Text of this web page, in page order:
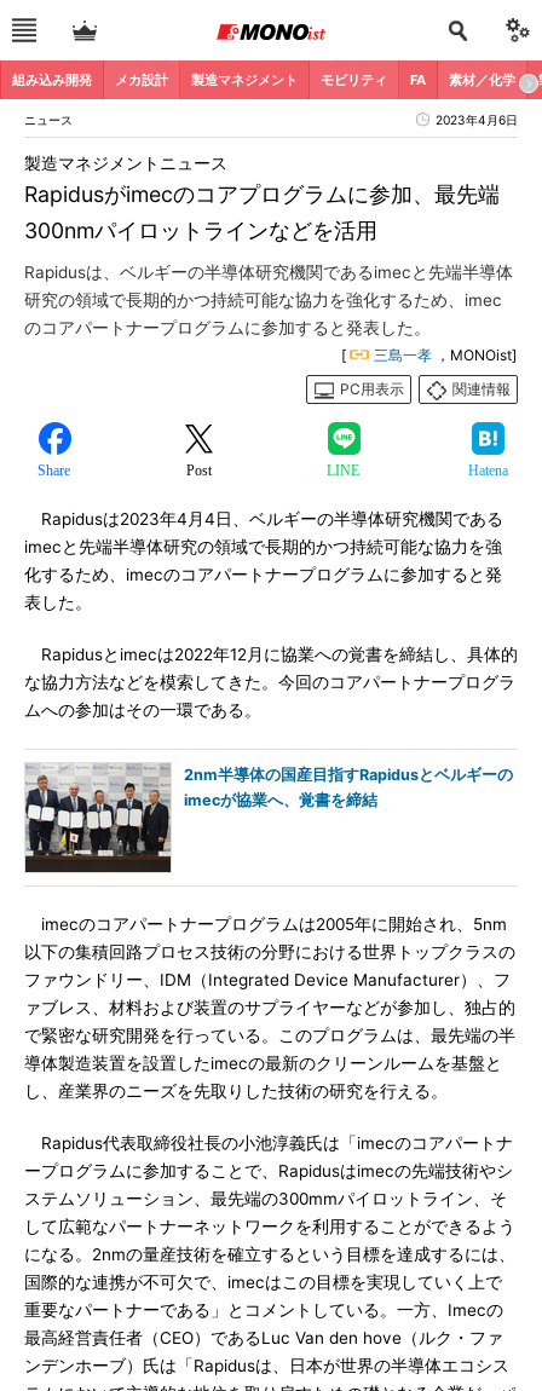
組み込み開発 メカ設計 製造マネジメント モビリティ FA 素材／化学
ニュース 2023年4月6日
Rapidusがimecのコアプログラムに参加、最先端
300nmパイロットラインなどを活用
製造マネジメントニュース
Rapidusは、ベルギーの半導体研究機関であるimecと先端半導体
研究の領域で長期的かつ持続可能な協力を強化するため、imec
のコアパートナープログラムに参加すると発表した。
[ 三島一孝 ，MONOist]
PC用表示
関連情報
Share Post LINE Hatena
Rapidusは2023年4月4日、ベルギーの半導体研究機関である
imecと先端半導体研究の領域で長期的かつ持続可能な協力を強
化するため、imecのコアパートナープログラムに参加すると発
表した。
Rapidusとimecは2022年12月に協業への覚書を締結し、具体的
な協力方法などを模索してきた。今回のコアパートナープログラ
ムへの参加はその一環である。
2nm半導体の国産目指すRapidusとベルギーの
imecが協業へ、覚書を締結
imecのコアパートナープログラムは2005年に開始され、5nm
以下の集積回路プロセス技術の分野における世界トップクラスの
ファウンドリー、IDM（Integrated Device Manufacturer）、フ
ァブレス、材料および装置のサプライヤーなどが参加し、独占的
で緊密な研究開発を行っている。このプログラムは、最先端の半
導体製造装置を設置したimecの最新のクリーンルームを基盤と
し、産業界のニーズを先取りした技術の研究を行える。
Rapidus代表取締役社長の小池淳義氏は「imecのコアパートナ
ープログラムに参加することで、Rapidusはimecの先端技術やシ
ステムソリューション、最先端の300mmパイロットライン、そ
して広範なパートナーネットワークを利用することができるよう
になる。2nmの量産技術を確立するという目標を達成するには、
国際的な連携が不可欠で、imecはこの目標を実現していく上で
重要なパートナーである」とコメントしている。一方、Imecの
最高経営責任者（CEO）であるLuc Van den hove（ルク・ファ
ンデンホーブ）氏は「Rapidusは、日本が世界の半導体エコシス